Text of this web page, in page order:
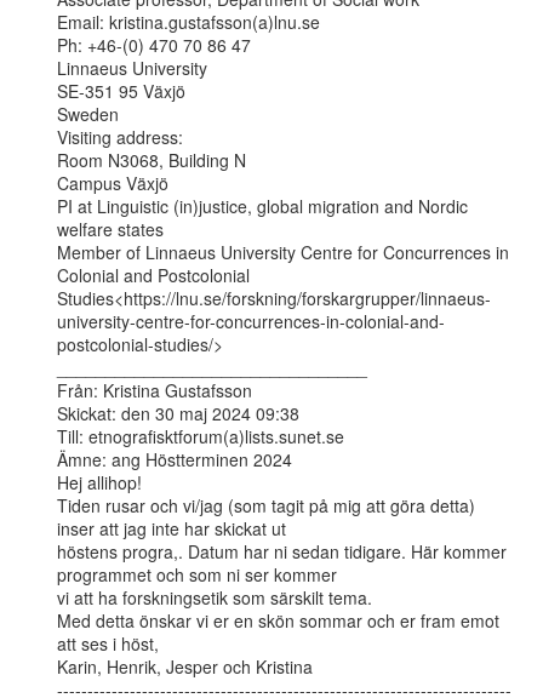
Email: kristina.gustafsson(a)lnu.se
Ph: +46-(0) 470 70 86 47
Linnaeus University
SE-351 95 Växjö
Sweden
Visiting address:
Room N3068, Building N
Campus Växjö
PI at Linguistic (in)justice, global migration and Nordic
welfare states
Member of Linnaeus University Centre for Concurrences in
Colonial and Postcolonial
Studies<https://lnu.se/forskning/forskargrupper/linnaeus-
university-centre-for-concurrences-in-colonial-and-
postcolonial-studies/>
Från: Kristina Gustafsson
Skickat: den 30 maj 2024 09:38
Till: etnografisktforum(a)lists.sunet.se
Ämne: ang Höstterminen 2024
Hej allihop!
Tiden rusar och vi/jag (som tagit på mig att göra detta)
inser att jag inte har skickat ut
höstens progra,. Datum har ni sedan tidigare. Här kommer
programmet och som ni ser kommer
vi att ha forskningsetik som särskilt tema.
Med detta önskar vi er en skön sommar och er fram emot
att ses i höst,
Karin, Henrik, Jesper och Kristina
---------------------------------------------------------------------------